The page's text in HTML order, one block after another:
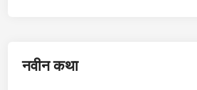
नवीन कथा